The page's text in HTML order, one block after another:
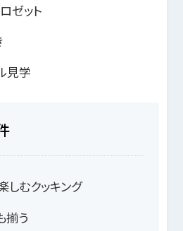
ゼット
見学
むクッキング
揃う